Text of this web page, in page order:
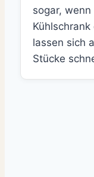
sogar,
lassen sich
Stücke